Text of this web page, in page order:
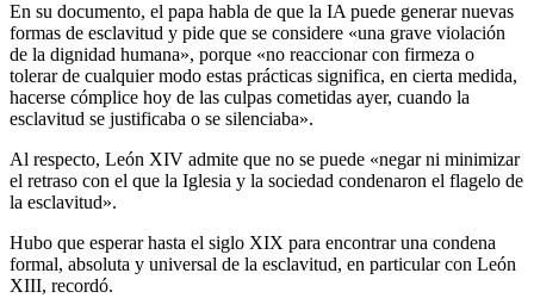
En su documento, el papa habla de que la IA puede generar nuevas
formas de esclavitud y pide que se considere «una grave violación
de la dignidad humana», porque «no reaccionar con firmeza o
tolerar de cualquier modo estas prácticas significa, en cierta medida,
hacerse cómplice hoy de las culpas cometidas ayer, cuando la
esclavitud se justificaba o se silenciaba».
Al respecto, León XIV admite que no se puede «negar ni minimizar
el retraso con el que la Iglesia y la sociedad condenaron el flagelo de
la esclavitud».
Hubo que esperar hasta el siglo XIX para encontrar una condena
formal, absoluta y universal de la esclavitud, en particular con León
XIII, recordó.